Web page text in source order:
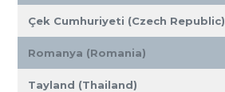
Çek Cumhuriyeti (Czech Republic)
Romanya (Romania)
Tayland (Thailand)